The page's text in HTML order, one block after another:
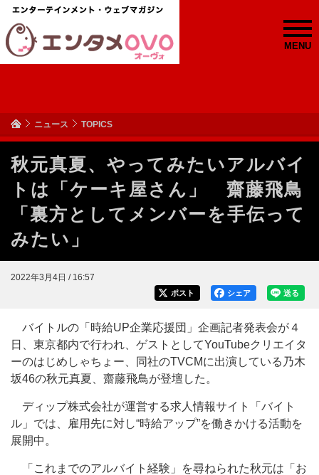
MENU
ニュース TOPICS
秋元真夏、やってみたいアルバイ
トは「ケーキ屋さん」 齋藤飛鳥
「裏方としてメンバーを手伝って
みたい」
2022年3月4日 / 16:57
送る
シェア
ポスト
バイトルの「時給UP企業応援団」企画記者発表会が４
日、東京都内で行われ、ゲストとしてYouTubeクリエイタ
ーのはじめしゃちょー、同社のTVCMに出演している乃木
坂46の秋元真夏、齋藤飛鳥が登壇した。
ディップ株式会社が運営する求人情報サイト「バイト
ル」では、雇用先に対し“時給アップ”を働きかける活動を
展開中。
「これまでのアルバイト経験」を尋ねられた秋元は「お